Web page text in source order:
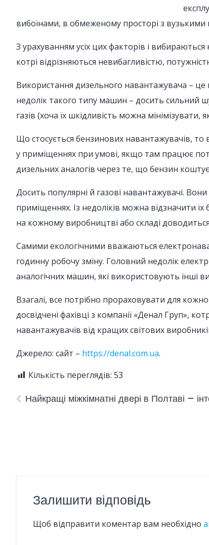
вибоїнами, в обмеженому просторі з
З урахуванням усіх цих факторів і
котрі відрізняються невибагливістю,
Використання дизельного навантажувача –
недолік такого типу машин – досить сильний
газів (хоча їх шкідливість можна
Що стосується бензинових навантажувачів, то
у приміщеннях при умові, якщо там працює
дизельних аналогів через те, що бензин
Досить популярні й газові навантажувачі.
приміщеннях. Із недоліків можна відзначити
на кожному виробництві або складі
Самими екологічними вважаються
годинну робочу зміну. Головний недолік
аналогічних машин, які використовують інші
Взагалі, все потрібно прораховувати для
досвідчені фахівці з компанії «Денал Груп»,
навантажувачів від кращих світових
Джерело: сайт – https://denal.com.ua.
Кількість переглядів: 53
Найкращі міжкімнатні двері в Полтаві –
Залишити відповідь
Щоб відправити коментар вам необхідно